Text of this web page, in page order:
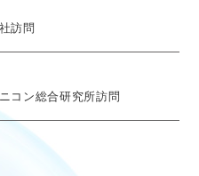
訪問
コン総合研究所訪問